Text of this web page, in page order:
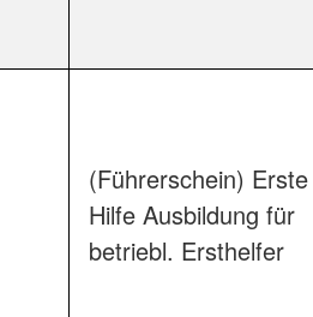
(Führerschein) Erste
Hilfe Ausbildung für
betriebl. Ersthelfer